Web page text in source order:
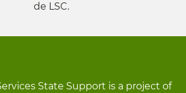
de LSC.
State Support is a project of